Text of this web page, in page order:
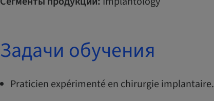
Задачи обучения
Praticien expérimenté en chirurgie implantaire.